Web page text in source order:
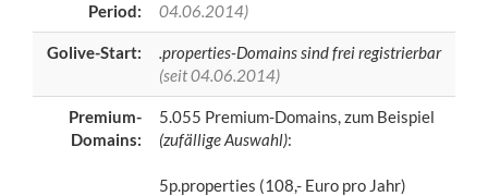
Period:
04.06.2014)
Golive-Start:
.properties-Domains sind frei registrierbar
(seit 04.06.2014)
Premium-
Domains:
5.055 Premium-Domains, zum Beispiel
(zufällige Auswahl):
5p.properties (108,- Euro pro Jahr)